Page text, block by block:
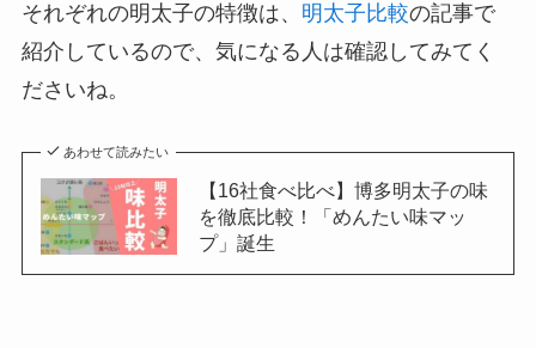
それぞれの明太子の特徴は、 明太子比較の記事で
紹介しているので、気になる人は確認してみてく
ださいね。
あわせて読みたい
【16社食べ比べ】博多明太子の味
を徹底比較！「めんたい味マッ
プ」誕生